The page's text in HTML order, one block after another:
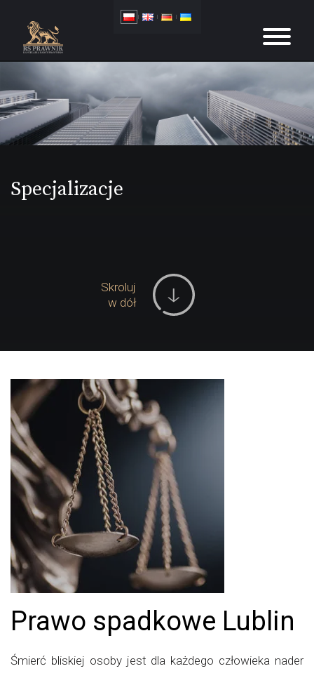
Specjalizacje
Skroluj
w dół
Prawo spadkowe Lublin
Śmierć bliskiej osoby jest dla każdego człowieka nader